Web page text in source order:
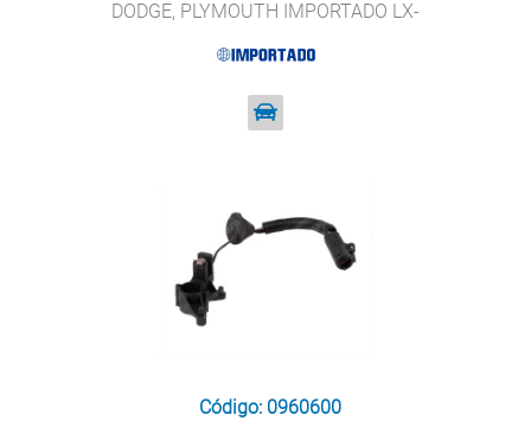
DODGE, PLYMOUTH IMPORTADO LX-
Código: 0960600